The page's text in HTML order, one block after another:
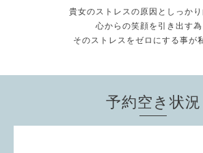
貴女のストレスの原因としっか
心からの笑顔を引き出す為
そのストレスをゼロにする事が
予約空き状況